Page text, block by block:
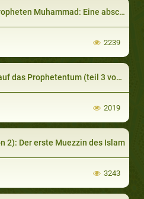
Eine abschließende Ermahnung
2239
3 von 3): War er Verwirrt, ein Dichter oder ein Zauberer?
2019
2): Der erste Muezzin des Islam
3243